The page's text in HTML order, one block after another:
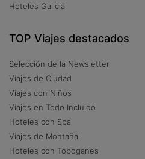
Hoteles Galicia
TOP Viajes destacados
Selección de la Newsletter
Viajes de Ciudad
Viajes con Niños
Viajes en Todo Incluido
Hoteles con Spa
Viajes de Montaña
Hoteles con Toboganes